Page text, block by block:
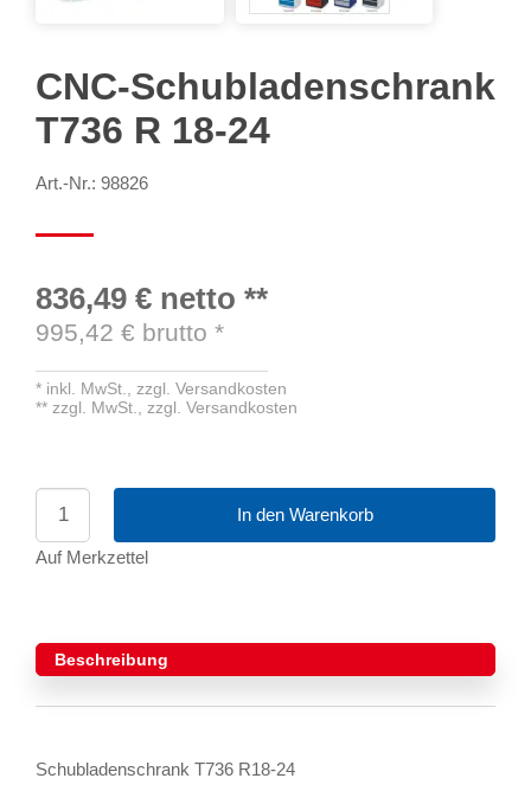
CNC-Schubladenschrank
T736 R 18-24
Art.-Nr.: 98826
836,49 € netto **
995,42 € brutto *
* inkl. MwSt., zzgl. Versandkosten
** zzgl. MwSt., zzgl. Versandkosten
In den Warenkorb
Auf Merkzettel
Beschreibung
Schubladenschrank T736 R18-24